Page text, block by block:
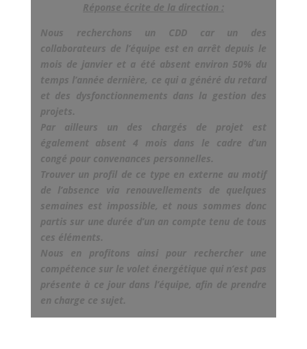
Réponse écrite de la direction :
Nous recherchons un CDD car un des
collaborateurs de l’équipe est en arrêt depuis le
mois de janvier et a été absent environ 50% du
temps l’année dernière, ce qui a généré du retard
et des dysfonctionnements dans la gestion des
projets.
Par ailleurs un des chargés de projet est
également absent 4 mois dans le cadre d’un
congé pour convenances personnelles.
Trouver un profil de ce type en externe au motif
de l’absence via renouvellements de quelques
semaines est impossible, et nous sommes donc
partis sur une durée d’un an compte tenu de tous
ces éléments.
Nous en profitons ainsi pour rechercher une
compétence sur le volet énergétique qui n’est pas
présente à ce jour dans l’équipe, afin de prendre
en charge ce sujet.